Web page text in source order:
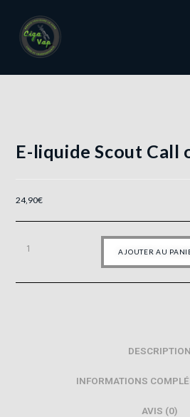
E-liquide Scout Call
24,90€
AJOUTER AU
DESCRIPTION
INFORMATIONS
AVIS (0)